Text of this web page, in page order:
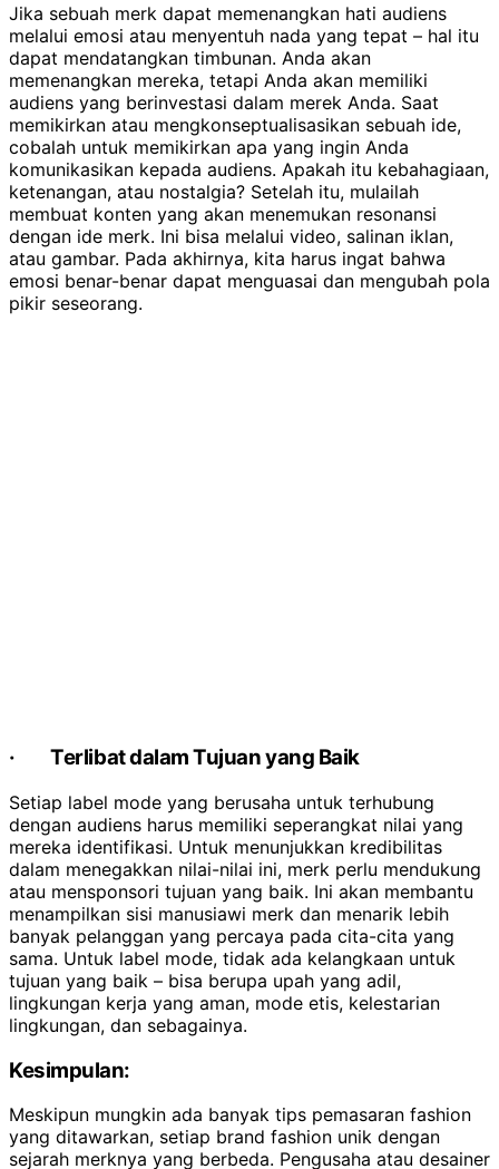
Jika sebuah merk dapat memenangkan hati audiens
melalui emosi atau menyentuh nada yang tepat – hal itu
dapat mendatangkan timbunan. Anda akan
memenangkan mereka, tetapi Anda akan memiliki
audiens yang berinvestasi dalam merek Anda. Saat
memikirkan atau mengkonseptualisasikan sebuah ide,
cobalah untuk memikirkan apa yang ingin Anda
komunikasikan kepada audiens. Apakah itu kebahagiaan,
ketenangan, atau nostalgia? Setelah itu, mulailah
membuat konten yang akan menemukan resonansi
dengan ide merk. Ini bisa melalui video, salinan iklan,
atau gambar. Pada akhirnya, kita harus ingat bahwa
emosi benar-benar dapat menguasai dan mengubah pola
pikir seseorang.
·Terlibat dalam Tujuan yang Baik
Setiap label mode yang berusaha untuk terhubung
dengan audiens harus memiliki seperangkat nilai yang
mereka identifikasi. Untuk menunjukkan kredibilitas
dalam menegakkan nilai-nilai ini, merk perlu mendukung
atau mensponsori tujuan yang baik. Ini akan membantu
menampilkan sisi manusiawi merk dan menarik lebih
banyak pelanggan yang percaya pada cita-cita yang
sama. Untuk label mode, tidak ada kelangkaan untuk
tujuan yang baik – bisa berupa upah yang adil,
lingkungan kerja yang aman, mode etis, kelestarian
lingkungan, dan sebagainya.
Kesimpulan:
Meskipun mungkin ada banyak tips pemasaran fashion
yang ditawarkan, setiap brand fashion unik dengan
sejarah merknya yang berbeda. Pengusaha atau desainer